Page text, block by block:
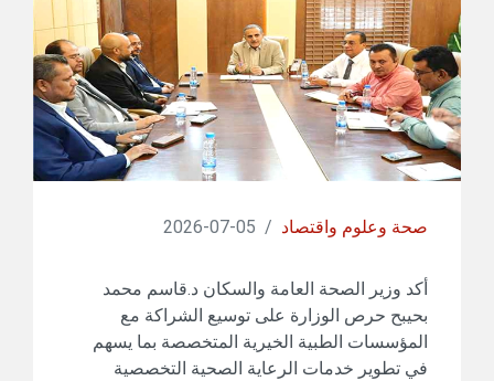
صحة وعلوم واقتصاد /
05-07-2026
أكد وزير الصحة العامة والسكان د.قاسم محمد
بحيبح حرص الوزارة على توسيع الشراكة مع
المؤسسات الطبية الخيرية المتخصصة بما يسهم
في تطوير خدمات الرعاية الصحية التخصصية